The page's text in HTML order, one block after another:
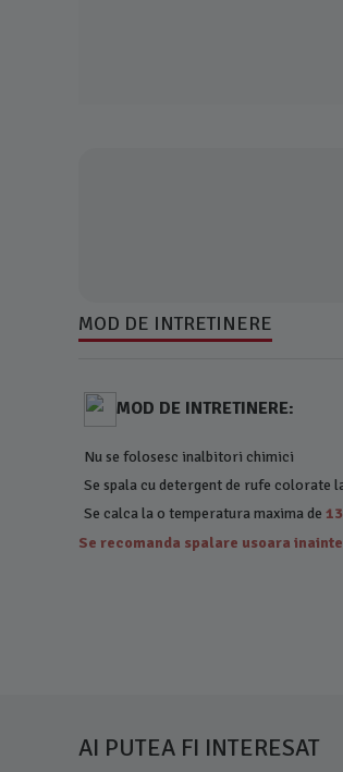
MOD DE INTRETINERE
MOD DE INTRETINERE:
Nu se folosesc inalbitori chimici
Se spala cu detergent de rufe colorate
Se calca la o temperatura maxima de
Se recomanda spalare usoara
AI PUTEA FI INTERESAT